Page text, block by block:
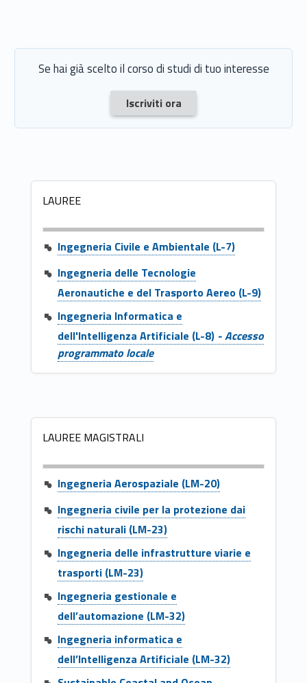
Se hai già scelto il corso di studi di tuo interesse
Link identifier #identifier__7027-1
Iscriviti ora
LAUREE
Ingegneria Civile e Ambientale (L-7)
Ingegneria delle Tecnologie
Aeronautiche e del Trasporto Aereo (L-9)
Ingegneria Informatica e
dell'Intelligenza Artificiale (L-8) - Accesso
programmato locale
LAUREE MAGISTRALI
Ingegneria Aerospaziale (LM-20)
Ingegneria civile per la protezione dai
rischi naturali (LM-23)
Ingegneria delle infrastrutture viarie e
trasporti (LM-23)
Ingegneria gestionale e
dell’automazione (LM-32)
Ingegneria informatica e
dell’Intelligenza Artificiale (LM-32)